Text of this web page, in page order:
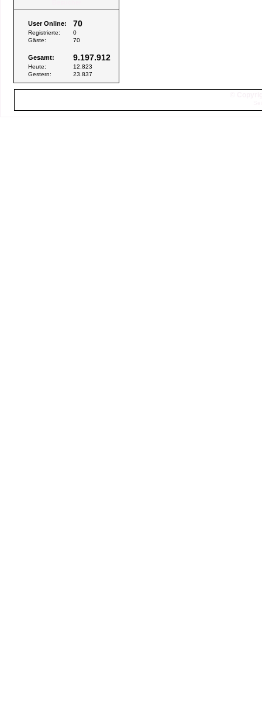
User Online: 70
Registrierte:
0
Gäste:
70
Gesamt: 9.197.912
Heute:
12.823
Gestern:
23.837